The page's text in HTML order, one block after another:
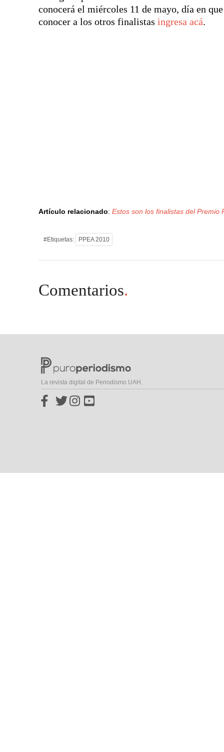
conocerá el miércoles 11 de mayo, día en
conocer a los otros finalistasingresa acá.
Artículo relacionado:Estos son los finalistas del Premio
#Etiquetas: PPEA 2010
Comentarios.
La revista digital de Periodismo UAH.